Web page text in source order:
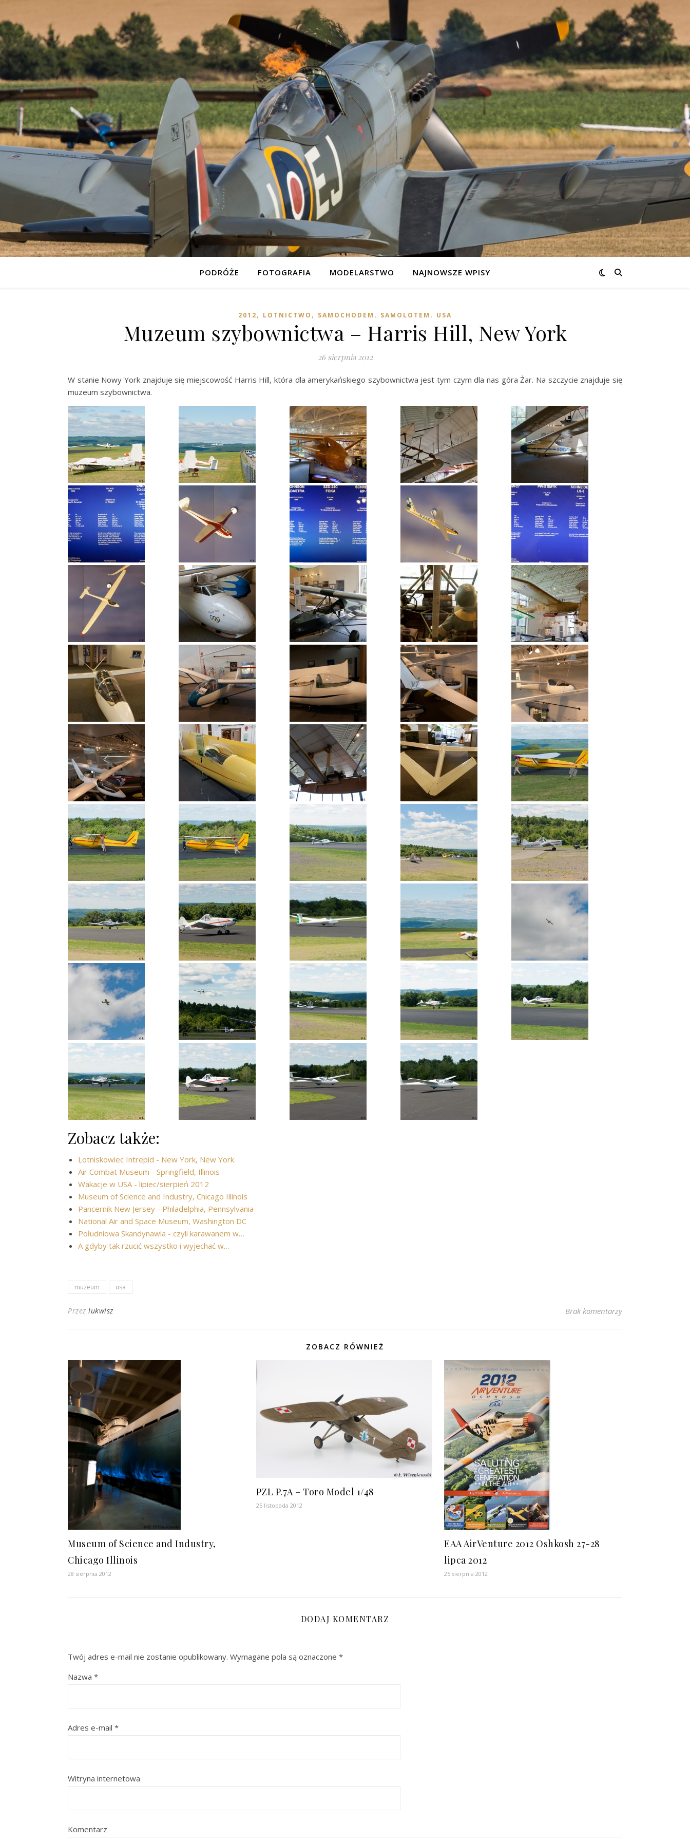
PODRÓŻE FOTOGRAFIA MODELARSTWO NAJNOWSZE WPISY
2012, LOTNICTWO , SAMOCHODEM , SAMOLOTEM , USA
Muzeum szybownictwa – Harris Hill, New York
26 sierpnia 2012
W stanie Nowy York znajduje się miejscowość Harris Hill, która dla amerykańskiego szybownictwa jest tym czym dla nas góra Żar. Na szczycie znajduje się
muzeum szybownictwa.
Zobacz także:
Lotniskowiec Intrepid - New York, New York
Air Combat Museum - Springfield, Illinois
Wakacje w USA - lipiec/sierpień 2012
Museum of Science and Industry, Chicago Illinois
Pancernik New Jersey - Philadelphia, Pennsylvania
National Air and Space Museum, Washington DC
Południowa Skandynawia - czyli karawanem w…
A gdyby tak rzucić wszystko i wyjechać w…
muzeum usa
Przez lukwisz Brak komentarzy
ZOBACZ RÓWNIEŻ
Museum of Science and Industry,
Chicago Illinois
28 sierpnia 2012
PZL P.7A – Toro Model 1/48
25 listopada 2012
EAA AirVenture 2012 Oshkosh 27-28
lipca 2012
25 sierpnia 2012
DODAJ KOMENTARZ
Twój adres e-mail nie zostanie opublikowany. Wymagane pola są oznaczone *
Nazwa *
Adres e-mail *
Witryna internetowa
Komentarz